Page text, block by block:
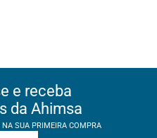
e receba
da Ahimsa
NA SUA PRIMEIRA COMPRA